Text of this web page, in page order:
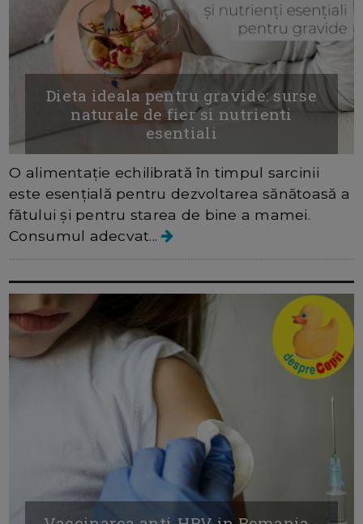
Dieta ideala pentru gravide: surse
naturale de fier si nutrienti
esentiali
O alimentație echilibrată în timpul sarcinii
este esențială pentru dezvoltarea sănătoasă a
fătului și pentru starea de bine a mamei.
Consumul adecvat...